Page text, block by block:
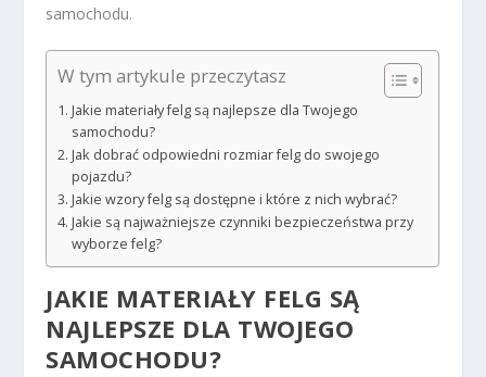
samochodu.
W tym artykule przeczytasz
Jakie materiały felg są najlepsze dla Twojego
samochodu?
Jak dobrać odpowiedni rozmiar felg do swojego
pojazdu?
Jakie wzory felg są dostępne i które z nich wybrać?
Jakie są najważniejsze czynniki bezpieczeństwa przy
wyborze felg?
JAKIE MATERIAŁY FELG SĄ
NAJLEPSZE DLA TWOJEGO
SAMOCHODU?